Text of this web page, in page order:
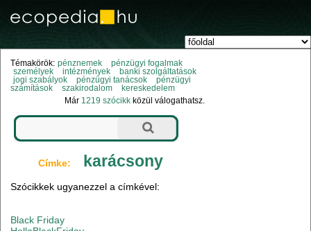
Témakörök: pénznemek
pénzügyi fogalmak
személyek
intézmények
banki szolgáltatások
jogi szabályok
pénzügyi tanácsok
pénzügyi
számítások
szakirodalom
kereskedelem
Már 1219 szócikk közül válogathatsz.
Címke: karácsony
Szócikkek ugyanezzel a címkével:
Black Friday